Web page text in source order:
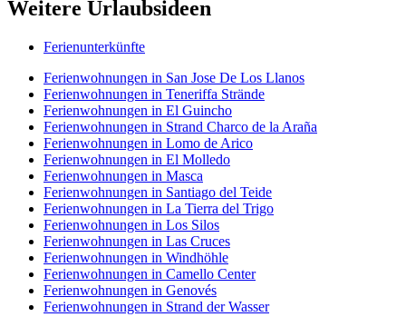
Weitere Urlaubsideen
Ferienunterkünfte
Ferienwohnungen in San Jose De Los Llanos
Ferienwohnungen in Teneriffa Strände
Ferienwohnungen in El Guincho
Ferienwohnungen in Strand Charco de la Araña
Ferienwohnungen in Lomo de Arico
Ferienwohnungen in El Molledo
Ferienwohnungen in Masca
Ferienwohnungen in Santiago del Teide
Ferienwohnungen in La Tierra del Trigo
Ferienwohnungen in Los Silos
Ferienwohnungen in Las Cruces
Ferienwohnungen in Windhöhle
Ferienwohnungen in Camello Center
Ferienwohnungen in Genovés
Ferienwohnungen in Strand der Wasser